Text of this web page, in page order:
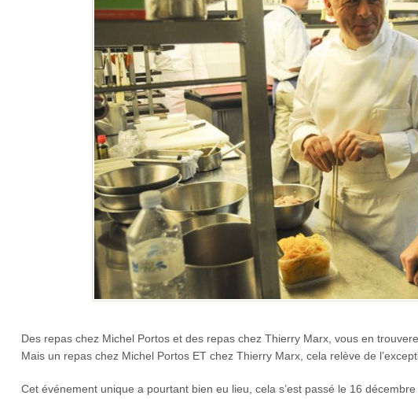
Des repas chez Michel Portos et des repas chez Thierry Marx, vous en
Mais un repas chez Michel Portos ET chez Thierry Marx, cela relève de
Cet événement unique a pourtant bien eu lieu, cela s’est passé le 16 décembre